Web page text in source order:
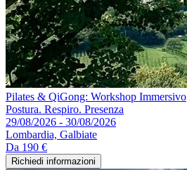
Pilates & QiGong: Workshop Immersivo
Postura. Respiro. Presenza
29/08/2026 - 30/08/2026
Lombardia, Galbiate
Da 190 €
Richiedi informazioni